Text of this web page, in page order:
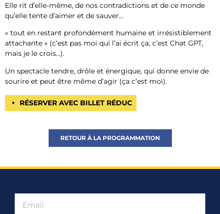
Elle rit d’elle-même, de nos contradictions et de ce monde
qu’elle tente d’aimer et de sauver…
« tout en restant profondément humaine et irrésistiblement
attachante » (c’est pas moi qui l’ai écrit ça, c’est Chat GPT,
mais je le crois…).
Un spectacle tendre, drôle et énergique, qui donne envie de
sourire et peut être même d’agir (ça c’est moi).
RÉSERVER AVEC BILLET RÉDUC
RETOUR À LA PROGRAMMATION